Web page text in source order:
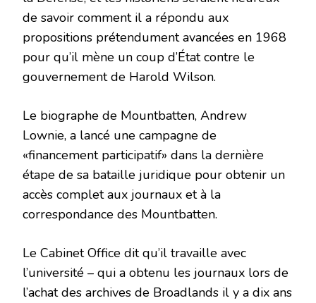
de savoir comment il a répondu aux
propositions prétendument avancées en 1968
pour qu’il mène un coup d’État contre le
gouvernement de Harold Wilson.
Le biographe de Mountbatten, Andrew
Lownie, a lancé une campagne de
«financement participatif» dans la dernière
étape de sa bataille juridique pour obtenir un
accès complet aux journaux et à la
correspondance des Mountbatten.
Le Cabinet Office dit qu’il travaille avec
l’université – qui a obtenu les journaux lors de
l’achat des archives de Broadlands il y a dix ans